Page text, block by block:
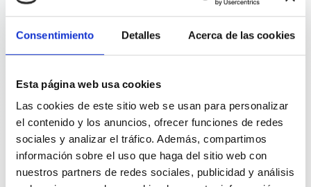
Consentimiento Detalles Acerca de las cookies
Esta página web usa cookies
Las cookies de este sitio web se usan para personalizar
el contenido y los anuncios, ofrecer funciones de redes
sociales y analizar el tráfico. Además, compartimos
información sobre el uso que haga del sitio web con
nuestros partners de redes sociales, publicidad y análisis
Una publicación reciente que aúna diferentes
ensayos con Gingko biloba, concluye que su
uso parece ser seguro sin haber diferencias
en la proporción de pacientes afectados por
los efectos secundarios, aunque cabe la